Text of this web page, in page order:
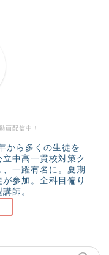
画配信中！
から多くの生徒を
中高一貫校対策ク
一躍有名に。夏期
参加。全科目偏り
師。